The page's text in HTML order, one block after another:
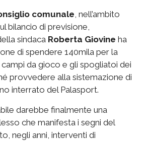
comunale, nell’ambito
bilancio di previsione,
sindaca Roberta Giovine ha
di spendere 140mila per la
da gioco e gli spogliatoi dei
provvedere alla sistemazione di
interrato del Palasport.
darebbe finalmente una
che manifesta i segni del
negli anni, interventi di